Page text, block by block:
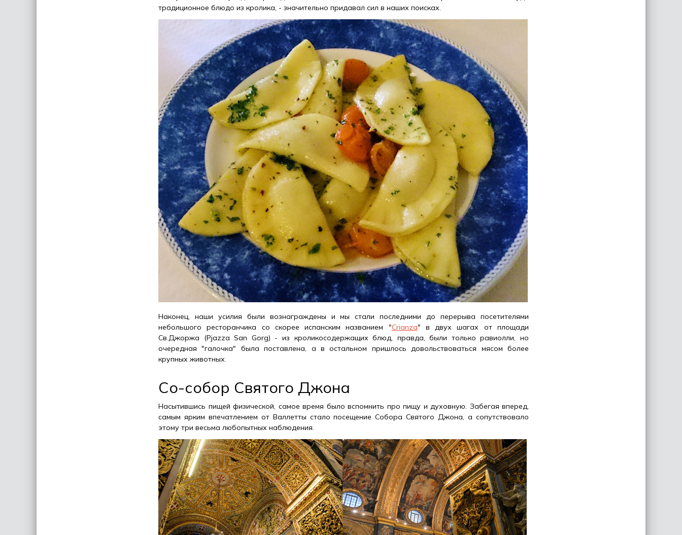
традиционное блюдо из кролика, - значительно придавал сил в наших поисках.
Наконец, наши усилия были вознаграждены и мы стали последними до перерыва посетителями
небольшого ресторанчика со скорее испанским названием "Crianza" в двух шагах от площади
Св.Джоржа (Pjazza San Gorg) - из кроликосодержащих блюд, правда, были только равиолли, но
очередная "галочка" была поставлена, а в остальном пришлось довольствоваться мясом более
крупных животных.
Со-собор Святого Джона
Насытившись пищей физической, самое время было вспомнить про пищу и духовную. Забегая вперед,
самым ярким впечатлением от Валлетты стало посещение Собора Святого Джона, а сопутствовало
этому три весьма любопытных наблюдения.